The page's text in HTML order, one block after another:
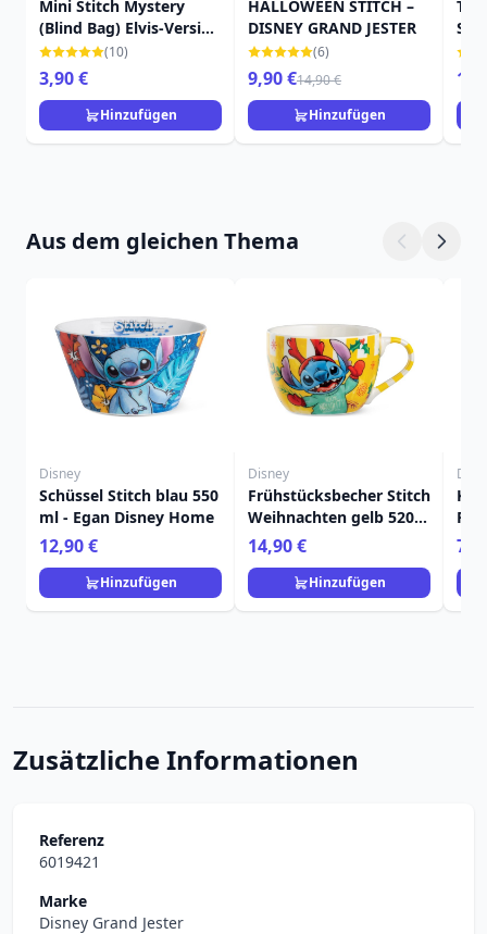
Mini Stitch Mystery
(Blind Bag) Elvis-Version
– Disney Grand Jester
(10)
3,90 €
Hinzufügen
HALLOWEEN STITCH –
DISNEY GRAND JESTER
(6)
9,90 €14,90 €
Hinzufügen
Aus dem gleichen Thema
Disney
Schüssel Stitch blau 550
ml - Egan Disney Home
12,90 €
Hinzufügen
Disney
Frühstücksbecher Stitch
Weihnachten gelb 520
ml - Egan Disney Home
14,90 €
Hinzufügen
Zusätzliche Informationen
Referenz
6019421
Marke
Disney Grand Jester